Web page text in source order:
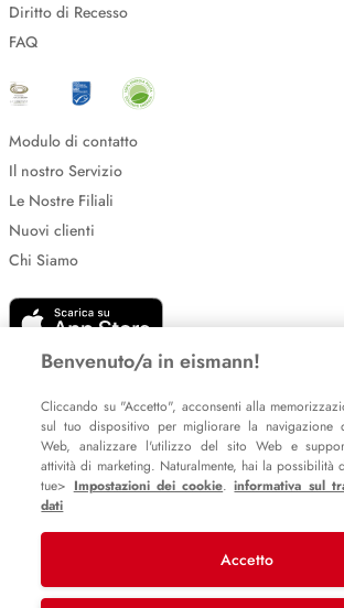
Diritto di Recesso
FAQ
Modulo di contatto
Il nostro Servizio
Le Nostre Filiali
Nuovi clienti
Chi Siamo
Impostazione dei cookie
Informative sulla privacy
Policy Whistleblowing
© 2007 – 2026 eismann s.r.l.
Benvenuto/a in eismann!
Cliccando su "Accetto", acconsenti alla
sul tuo dispositivo per migliorare la navigazione
Web, analizzare l'utilizzo del sito Web e
attività di marketing. Naturalmente, hai la possibilità
tue> Impostazioni dei cookie.informativa sul
dati
Accetto